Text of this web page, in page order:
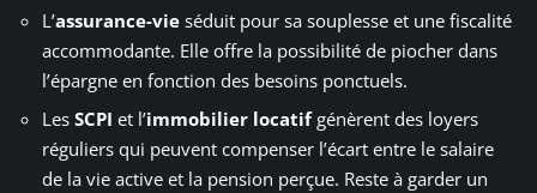
L’assurance-vie séduit pour sa souplesse et une fiscalité
accommodante. Elle offre la possibilité de piocher dans
l’épargne en fonction des besoins ponctuels.
Les SCPI et l’immobilier locatifgénèrent des loyers
réguliers qui peuvent compenser l’écart entre le salaire
de la vie active et la pension perçue. Reste à garder un